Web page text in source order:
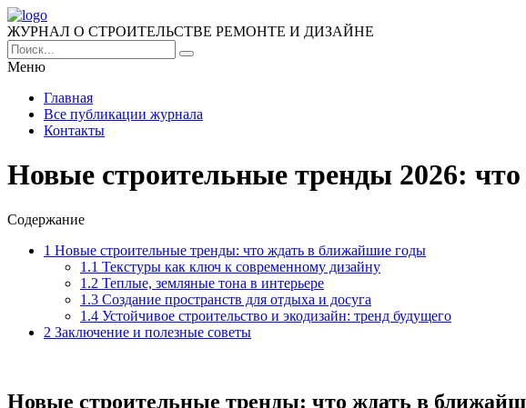
ЖУРНАЛ О СТРОИТЕЛЬСТВЕ РЕМОНТЕ И ДИЗАЙНЕ
Меню
Главная
Все публикации журнала
Контакты
Новые строительные тренды 2026: что
Содержание
1 Новые строительные тренды: что ждать в ближайшие годы
1.1 Текстуры как ключ к современному дизайну
1.2 Теплые, земляные тона в интерьере
1.3 Создание пространств для отдыха и досуга
1.4 Устойчивое строительство и экодизайн: тренд будущего
2 Заключение и полезные советы
Новые строительные тренды: что ждать в